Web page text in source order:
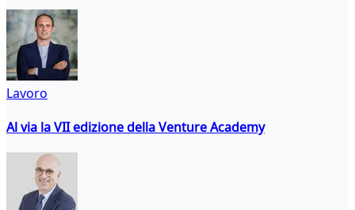
Lavoro
Al via la VII edizione della Venture Academy